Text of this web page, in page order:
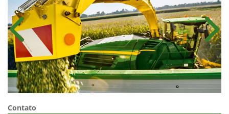
Anterior
Contato